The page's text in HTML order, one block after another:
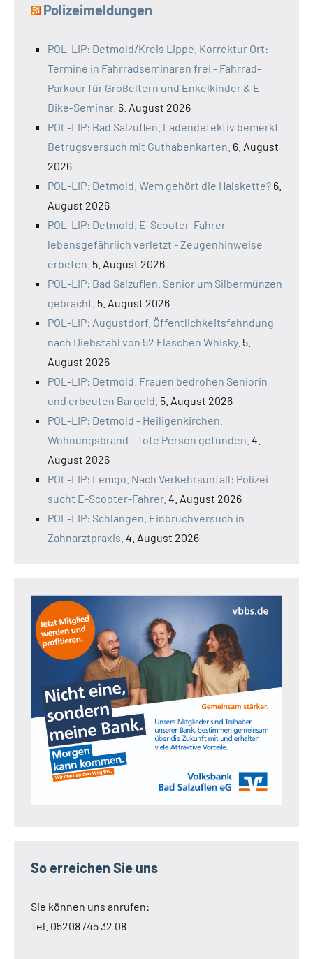
Polizeimeldungen
POL-LIP: Detmold/Kreis Lippe. Korrektur Ort:
Termine in Fahrradseminaren frei - Fahrrad-
Parkour für Großeltern und Enkelkinder & E-
Bike-Seminar. 6. August 2026
POL-LIP: Bad Salzuflen. Ladendetektiv bemerkt
Betrugsversuch mit Guthabenkarten. 6. August
2026
POL-LIP: Detmold. Wem gehört die Halskette? 6.
August 2026
POL-LIP: Detmold. E-Scooter-Fahrer
lebensgefährlich verletzt - Zeugenhinweise
erbeten. 5. August 2026
POL-LIP: Bad Salzuflen. Senior um Silbermünzen
gebracht. 5. August 2026
POL-LIP: Augustdorf. Öffentlichkeitsfahndung
nach Diebstahl von 52 Flaschen Whisky. 5.
August 2026
POL-LIP: Detmold. Frauen bedrohen Seniorin
und erbeuten Bargeld. 5. August 2026
POL-LIP: Detmold - Heiligenkirchen.
Wohnungsbrand - Tote Person gefunden. 4.
August 2026
POL-LIP: Lemgo. Nach Verkehrsunfall: Polizei
sucht E-Scooter-Fahrer. 4. August 2026
POL-LIP: Schlangen. Einbruchversuch in
Zahnarztpraxis. 4. August 2026
So erreichen Sie uns
Sie können uns anrufen:
Tel. 05208 /45 32 08